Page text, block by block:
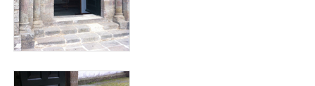
peldanos_sar_para_web_3.jpg